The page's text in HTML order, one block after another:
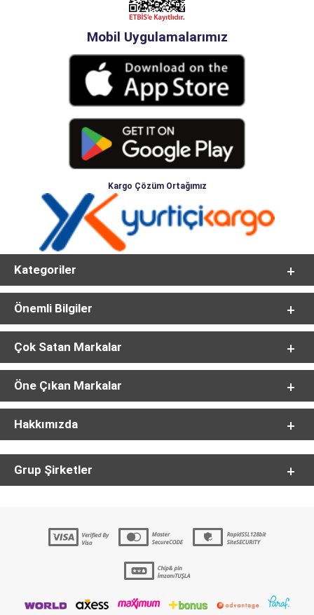
Mobil Uygulamalarımız
Kargo Çözüm Ortağımız
Kategoriler
Önemli Bilgiler
Çok Satan Markalar
Öne Çıkan Markalar
Hakkımızda
Grup Şirketler